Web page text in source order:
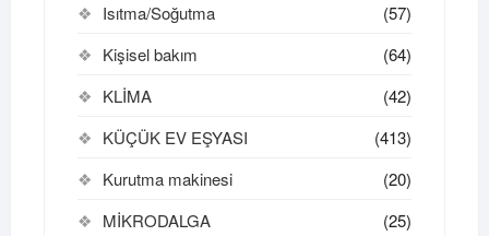
Isıtma/Soğutma
(57)
Kişisel bakım
(64)
KLİMA
(42)
KÜÇÜK EV EŞYASI
(413)
Kurutma makinesi
(20)
MİKRODALGA
(25)